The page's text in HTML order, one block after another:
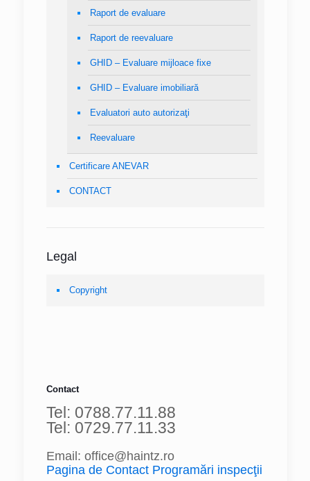
Raport de evaluare
Raport de reevaluare
GHID – Evaluare mijloace fixe
GHID – Evaluare imobiliară
Evaluatori auto autorizaţi
Reevaluare
Certificare ANEVAR
CONTACT
Legal
Copyright
Contact
Tel: 0788.77.11.88
Tel: 0729.77.11.33
Email: office@haintz.ro
Pagina de Contact Programări inspecţii